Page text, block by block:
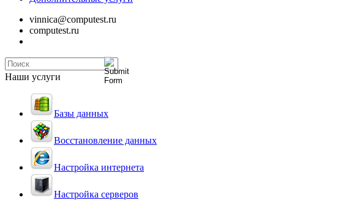
vinnica@computest.ru
computest.ru
Наши услуги
Базы данных
Восстановление данных
Настройка интернета
Настройка серверов